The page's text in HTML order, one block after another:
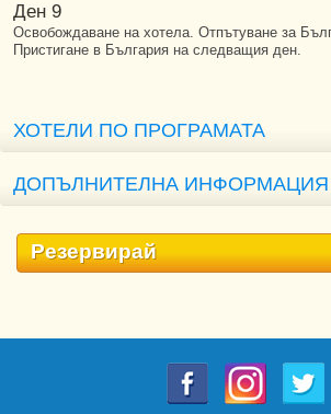
Ден 9
Освобождаване на хотела. Отпътуване за
Пристигане в България на следващия ден.
ХОТЕЛИ ПО ПРОГРАМАТА
ДОПЪЛНИТЕЛНА ИНФОРМАЦИЯ
Резервирай